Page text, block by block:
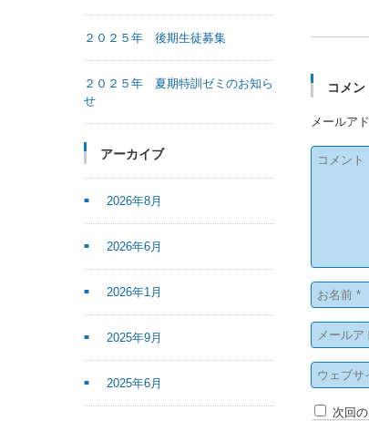
コメ
メールア
次回
２０２５年 後期生徒募集
２０２５年 夏期特訓ゼミのお知ら
せ
アーカイブ
2026年8月
2026年6月
2026年1月
2025年9月
2025年6月